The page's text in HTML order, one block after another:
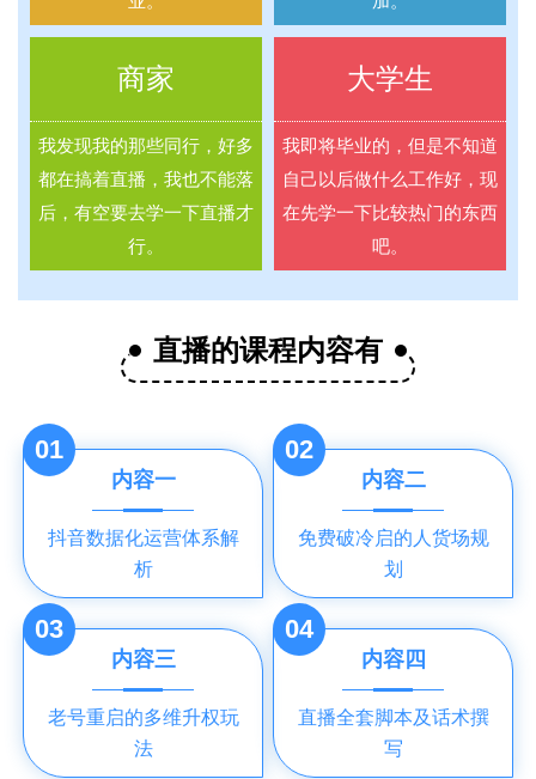
商家
我发现我的那些同行，好多
都在搞着直播，我也不能落
后，有空要去学一下直播才
行。
大学生
我即将毕业的，但是不知道
自己以后做什么工作好，现
在先学一下比较热门的东西
吧。
直播的课程内容有
01
内容一
抖音数据化运营体系解
析
02
内容二
免费破冷启的人货场规
划
03
内容三
老号重启的多维升权玩
法
04
内容四
直播全套脚本及话术撰
写